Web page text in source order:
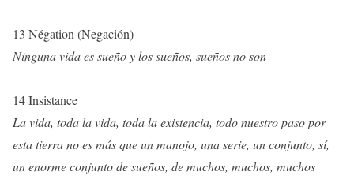
13 Négation (Negación)
Ninguna vida es sueño y los sueños, sueños no son
14 Insistance
La vida, toda la vida, toda la existencia, todo nuestro paso por
esta tierra no es más que un manojo, una serie, un conjunto, sí,
un enorme conjunto de sueños, de muchos, muchos, muchos